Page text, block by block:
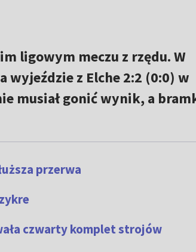
ligowym meczu z rzędu. W
wyjeździe z Elche 2:2 (0:0) w
musiał gonić wynik, a
przerwa
czwarty komplet strojów